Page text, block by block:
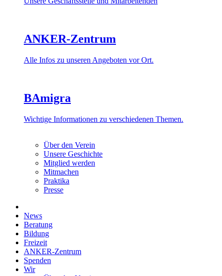
ANKER-Zentrum
Alle Infos zu unseren Angeboten vor Ort.
BAmigra
Wichtige Informationen zu verschiedenen Themen.
Über den Verein
Unsere Geschichte
Mitglied werden
Mitmachen
Praktika
Presse
News
Beratung
Bildung
Freizeit
ANKER-Zentrum
Spenden
Wir